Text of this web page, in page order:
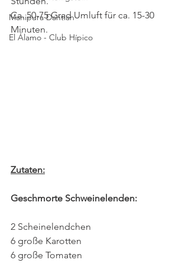
Manipura Dantian
El Álamo - Club Hípico
Ca. 50-75 Grad Umluft für ca. 15-30
Minuten.
Zutaten:
Geschmorte Schweinelenden:
2 Scheinelendchen
6 große Karotten
6 große Tomaten